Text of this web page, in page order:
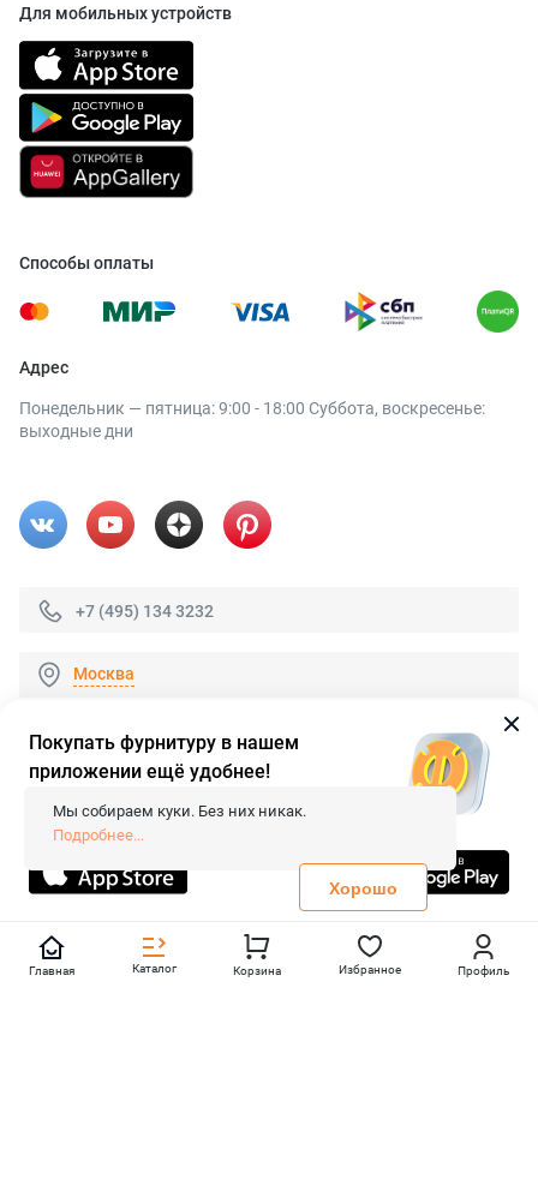
Для мобильных устройств
Способы оплаты
Адрес
Понедельник — пятница: 9:00 - 18:00 Суббота, воскресенье:
выходные дни
+7 (495) 134 3232
Москва
© 2026 «FieraShop.ru»
Сопровождение сайта
- Вебформат.
Все права защищены.
Не является публичной офертой
Политика конфиденциальности
Главная Каталог Корзина Избранное Профиль
Покупать фурнитуру в нашем
приложении ещё удобнее!
Мы собираем куки. Без них никак.
Подробнее...
Хорошо